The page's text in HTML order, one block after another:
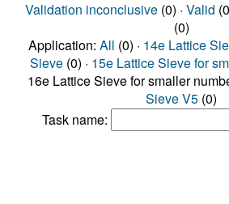
Validation inconclusive(0) · Valid
(0)
Application: All (0) · 14e Lattice
Sieve (0) · 15e Lattice Sieve for
16e Lattice Sieve for smaller
Sieve V5 (0)
Task name: